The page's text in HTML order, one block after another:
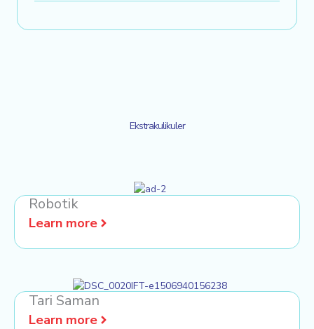
Ekstrakulikuler
Robotik
Learn more
Tari Saman
Learn more